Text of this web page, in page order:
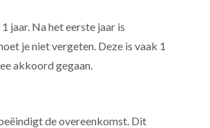
jaar. Na het eerste jaar is
je niet vergeten. Deze is vaak 1
akkoord gegaan.
de overeenkomst. Dit